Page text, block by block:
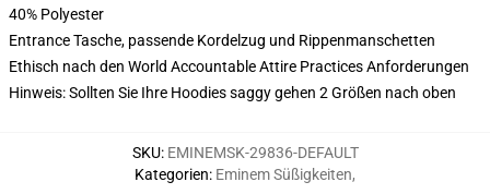
40% Polyester
Entrance Tasche, passende Kordelzug und Rippenmanschetten
Ethisch nach den World Accountable Attire Practices Anforderungen
Hinweis: Sollten Sie Ihre Hoodies saggy gehen 2 Größen nach oben
SKU: EMINEMSK-29836-DEFAULT
Kategorien: Eminem Süßigkeiten,